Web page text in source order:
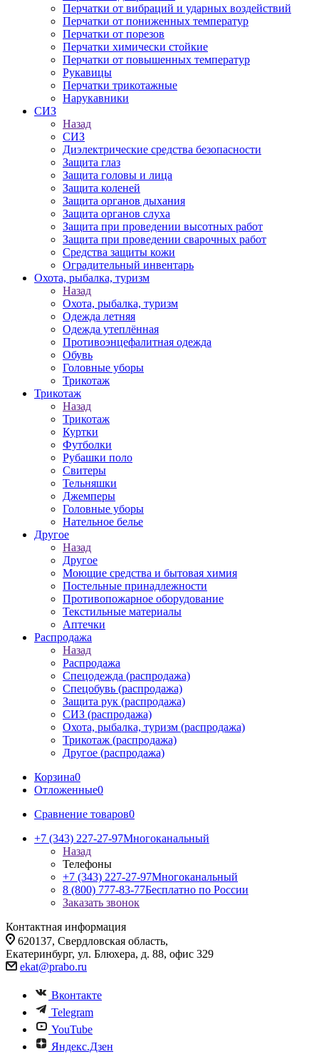
Перчатки от вибраций и ударных воздействий
Перчатки от пониженных температур
Перчатки от порезов
Перчатки химически стойкие
Перчатки от повышенных температур
Рукавицы
Перчатки трикотажные
Нарукавники
СИЗ
Назад
СИЗ
Диэлектрические средства безопасности
Защита глаз
Защита головы и лица
Защита коленей
Защита органов дыхания
Защита органов слуха
Защита при проведении высотных работ
Защита при проведении сварочных работ
Средства защиты кожи
Оградительный инвентарь
Охота, рыбалка, туризм
Назад
Охота, рыбалка, туризм
Одежда летняя
Одежда утеплённая
Противоэнцефалитная одежда
Обувь
Головные уборы
Трикотаж
Трикотаж
Назад
Трикотаж
Куртки
Футболки
Рубашки поло
Свитеры
Тельняшки
Джемперы
Головные уборы
Нательное белье
Другое
Назад
Другое
Моющие средства и бытовая химия
Постельные принадлежности
Противопожарное оборудование
Текстильные материалы
Аптечки
Распродажа
Назад
Распродажа
Спецодежда (распродажа)
Спецобувь (распродажа)
Защита рук (распродажа)
СИЗ (распродажа)
Охота, рыбалка, туризм (распродажа)
Трикотаж (распродажа)
Другое (распродажа)
Корзина0
Отложенные0
Сравнение товаров0
+7 (343) 227-27-97Многоканальный
Назад
Телефоны
+7 (343) 227-27-97Многоканальный
8 (800) 777-83-77Бесплатно по России
Заказать звонок
Контактная информация
620137, Свердловская область,
Екатеринбург, ул. Блюхера, д. 88, офис 329
ekat@prabo.ru
Вконтакте
Telegram
YouTube
Яндекс.Дзен